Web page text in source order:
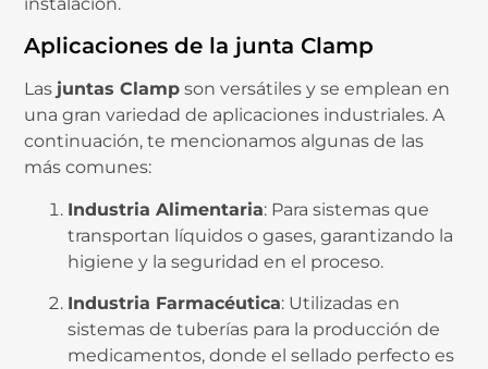
Aplicaciones de la junta Clamp
Las juntas Clamp son versátiles y se emplean en
una gran variedad de aplicaciones industriales. A
continuación, te mencionamos algunas de las
más comunes:
Industria Alimentaria: Para sistemas que
transportan líquidos o gases, garantizando la
higiene y la seguridad en el proceso.
Industria Farmacéutica: Utilizadas en
sistemas de tuberías para la producción de
medicamentos, donde el sellado perfecto es